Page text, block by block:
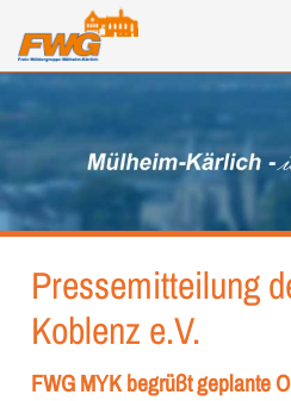
Pressemitteilung
Koblenz e.V.
FWG MYK begrüßt geplante